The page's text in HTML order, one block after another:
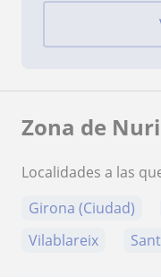
Zona de
Localidades a las
Girona (Ciudad)
Vilablareix